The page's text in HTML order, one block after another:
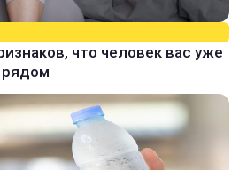
что человек вас уже